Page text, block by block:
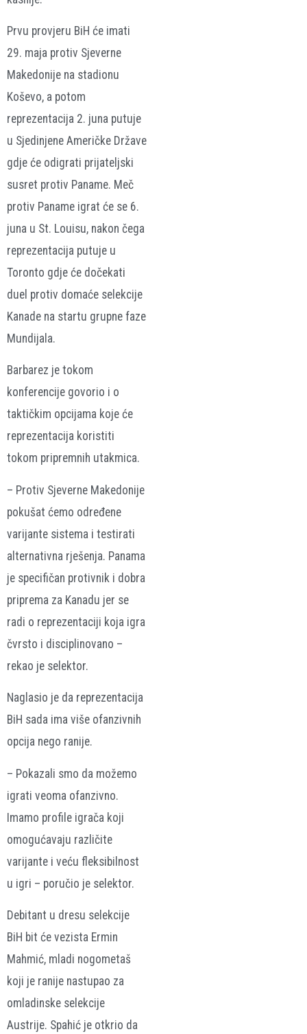
Prvu provjeru BiH će imati
29. maja protiv Sjeverne
Makedonije na stadionu
Koševo, a potom
reprezentacija 2. juna putuje
u Sjedinjene Američke Države
gdje će odigrati prijateljski
susret protiv Paname. Meč
protiv Paname igrat će se 6.
juna u St. Louisu, nakon čega
reprezentacija putuje u
Toronto gdje će dočekati
duel protiv domaće selekcije
Kanade na startu grupne faze
Mundijala.
Barbarez je tokom
konferencije govorio i o
taktičkim opcijama koje će
reprezentacija koristiti
tokom pripremnih utakmica.
– Protiv Sjeverne Makedonije
pokušat ćemo određene
varijante sistema i testirati
alternativna rješenja. Panama
je specifičan protivnik i dobra
priprema za Kanadu jer se
radi o reprezentaciji koja igra
čvrsto i disciplinovano –
rekao je selektor.
Naglasio je da reprezentacija
BiH sada ima više ofanzivnih
opcija nego ranije.
– Pokazali smo da možemo
igrati veoma ofanzivno.
Imamo profile igrača koji
omogućavaju različite
varijante i veću fleksibilnost
u igri – poručio je selektor.
Debitant u dresu selekcije
BiH bit će vezista Ermin
Mahmić, mladi nogometaš
koji je ranije nastupao za
omladinske selekcije
Austrije. Spahić je otkrio da